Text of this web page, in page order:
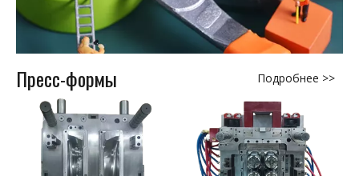
Пресс-формы Подробнее >>